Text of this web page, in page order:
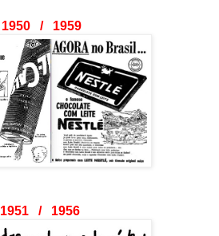
1950 / 1959
1951 / 1956